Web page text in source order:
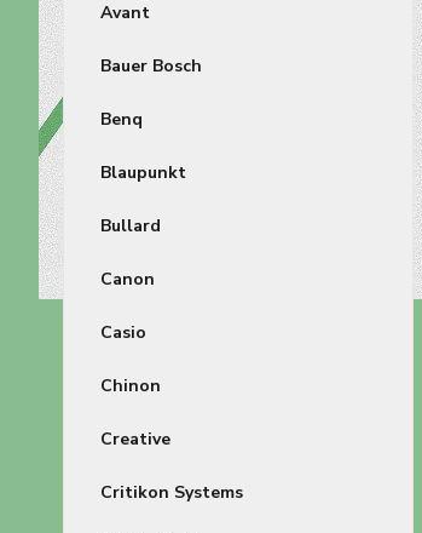
Avant
Bauer Bosch
Benq
Blaupunkt
Bullard
Canon
Casio
Chinon
Creative
Critikon Systems